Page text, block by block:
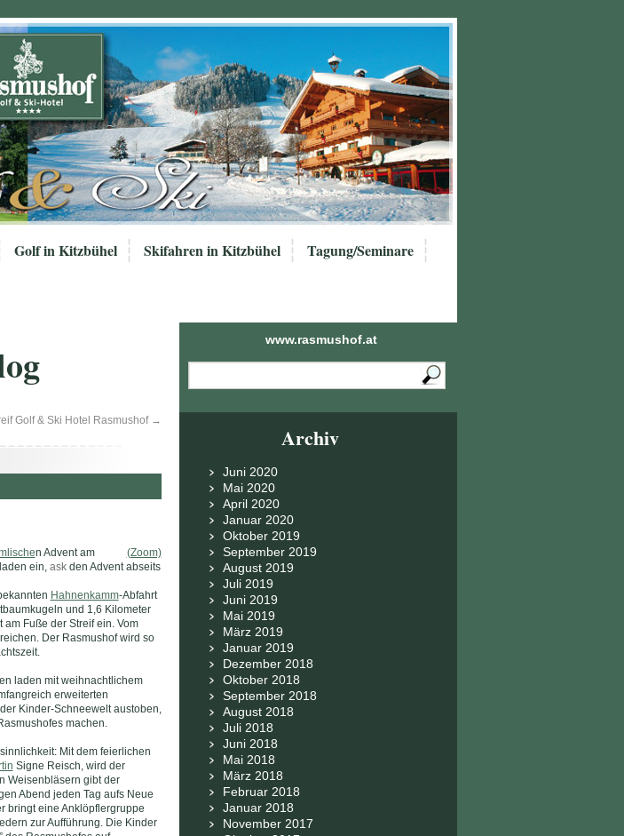
Golf in Kitzbühel Skifahren in Kitzbühel Tagung/Seminare
www.rasmushof.at
Golf & Ski Hotel Rasmushof →
(Zoom)
n Advent am
laden ein, askden Advent abseits
Hahnenkamm-Abfahrt
und 1,6 Kilometer
Fuße der Streif ein. Vom
Der Rasmushof wird so
laden mit weihnachtlichem
erweiterten
Kinder-Schneewelt austoben,
machen.
Mit dem feierlichen
Signe Reisch, wird der
Weisenbläsern gibt der
Abend jeden Tag aufs Neue
bringt eine Anklöpflergruppe
zur Aufführung. Die Kinder
Archiv
Juni 2020
Mai 2020
April 2020
Januar 2020
Oktober 2019
September 2019
August 2019
Juli 2019
Juni 2019
Mai 2019
März 2019
Januar 2019
Dezember 2018
Oktober 2018
September 2018
August 2018
Juli 2018
Juni 2018
Mai 2018
März 2018
Februar 2018
Januar 2018
November 2017